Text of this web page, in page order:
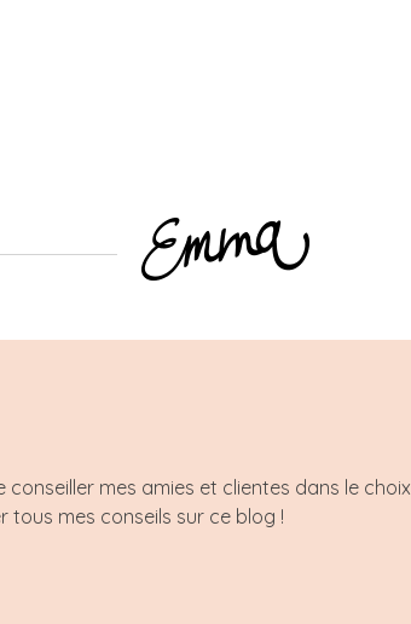
mes amies et clientes dans le choix
tous mes conseils sur ce blog !